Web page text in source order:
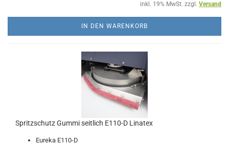
inkl. 19% MwSt. zzgl. Versand
IN DEN WARENKORB
Spritzschutz Gummi seitlich E110-D Linatex
Eureka E110-D